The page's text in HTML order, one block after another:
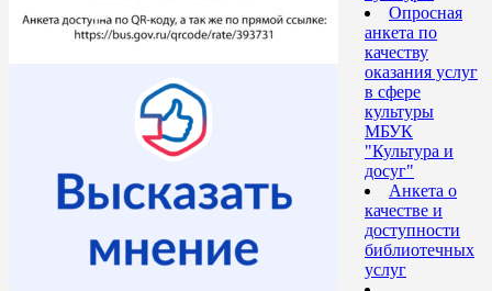
Опросная
анкета по
качеству
оказания услуг
в сфере
культуры
МБУК
"Культура и
досуг"
Анкета о
качестве и
доступности
библиотечных
услуг